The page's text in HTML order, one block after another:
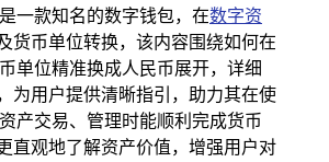
一款知名的数字钱包，在数字资
货币单位转换，该内容围绕如何在
单位精准换成人民币展开，详细
为用户提供清晰指引，助力其在使
产交易、管理时能顺利完成货币
直观地了解资产价值，增强用户对